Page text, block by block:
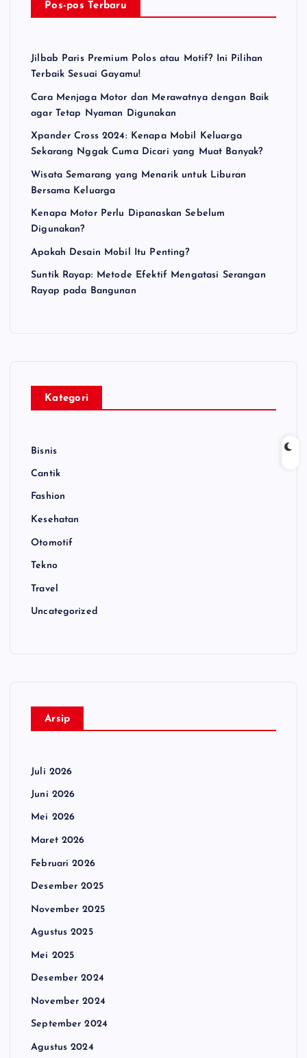
Pos-pos Terbaru
Jilbab Paris Premium Polos atau Motif? Ini Pilihan
Terbaik Sesuai Gayamu!
Cara Menjaga Motor dan Merawatnya dengan Baik
agar Tetap Nyaman Digunakan
Xpander Cross 2024: Kenapa Mobil Keluarga
Sekarang Nggak Cuma Dicari yang Muat Banyak?
Wisata Semarang yang Menarik untuk Liburan
Bersama Keluarga
Kenapa Motor Perlu Dipanaskan Sebelum
Digunakan?
Apakah Desain Mobil Itu Penting?
Suntik Rayap: Metode Efektif Mengatasi Serangan
Rayap pada Bangunan
Kategori
Bisnis
Cantik
Fashion
Kesehatan
Otomotif
Tekno
Travel
Uncategorized
Arsip
Juli 2026
Juni 2026
Mei 2026
Maret 2026
Februari 2026
Desember 2025
November 2025
Agustus 2025
Mei 2025
Desember 2024
November 2024
September 2024
Agustus 2024